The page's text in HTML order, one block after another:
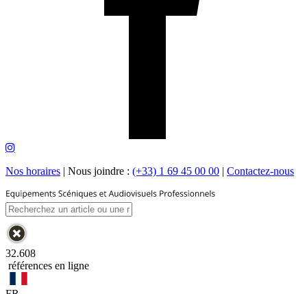
Nos horaires | Nous joindre : (+33) 1 69 45 00 00 | Contactez-nous
32.608
références en ligne